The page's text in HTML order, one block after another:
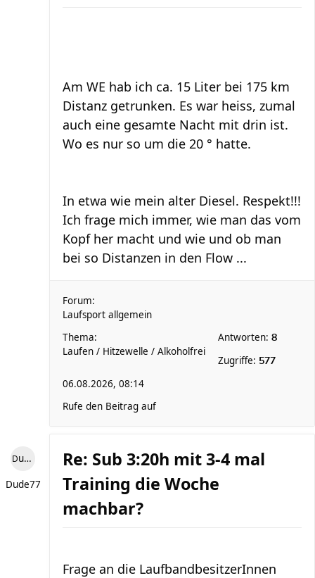
Am WE hab ich ca. 15 Liter bei 175 km
Distanz getrunken. Es war heiss, zumal
auch eine gesamte Nacht mit drin ist.
Wo es nur so um die 20 ° hatte.
In etwa wie mein alter Diesel. Respekt!!!
Ich frage mich immer, wie man das vom
Kopf her macht und wie und ob man
bei so Distanzen in den Flow ...
Forum:
Laufsport allgemein
Thema:
Laufen / Hitzewelle / Alkoholfrei
Antworten: 8
Zugriffe: 577
06.08.2026, 08:14
Rufe den Beitrag auf
Dude77
Dude77
Re: Sub 3:20h mit 3-4 mal
Training die Woche
machbar?
Frage an die LaufbandbesitzerInnen